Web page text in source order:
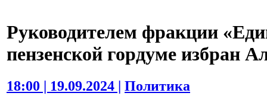
Руководителем фракции
пензенской гордуме избран
18:00 | 19.09.2024 | Политика